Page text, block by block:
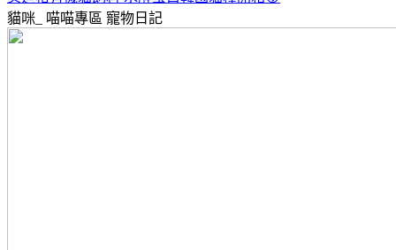
貓咪_ 喵喵專區 寵物日記